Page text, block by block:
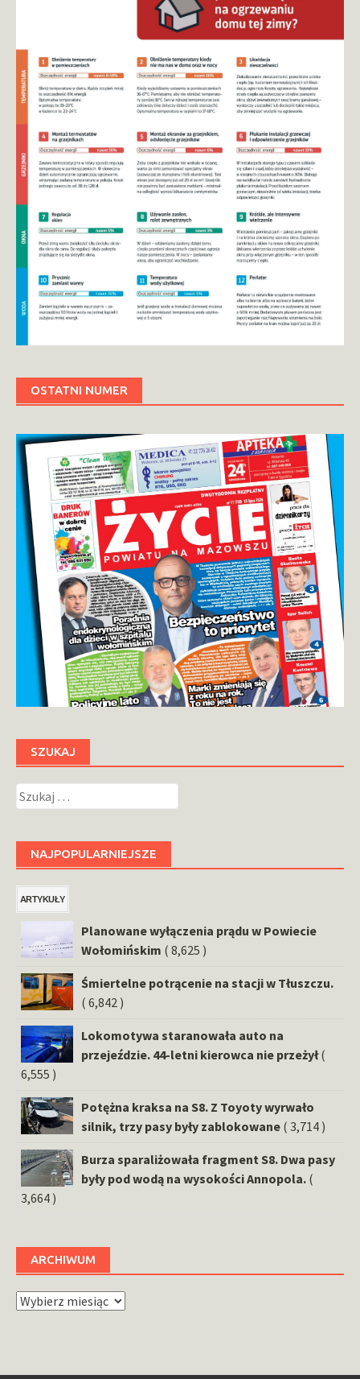
OSTATNI NUMER
SZUKAJ
Szukaj:
NAJPOPULARNIEJSZE
ARTYKUŁY
Planowane wyłączenia prądu w Powiecie
Wołomińskim ( 8,625 )
Śmiertelne potrącenie na stacji w Tłuszczu.
( 6,842 )
Lokomotywa staranowała auto na
przejeździe. 44-letni kierowca nie przeżył (
6,555 )
Potężna kraksa na S8. Z Toyoty wyrwało
silnik, trzy pasy były zablokowane ( 3,714 )
Burza sparaliżowała fragment S8. Dwa pasy
były pod wodą na wysokości Annopola. (
3,664 )
ARCHIWUM
Archiwum